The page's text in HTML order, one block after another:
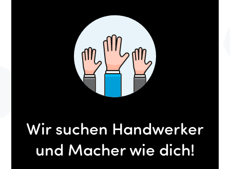
Wir suchen Handwerker
und Macher wie dich!